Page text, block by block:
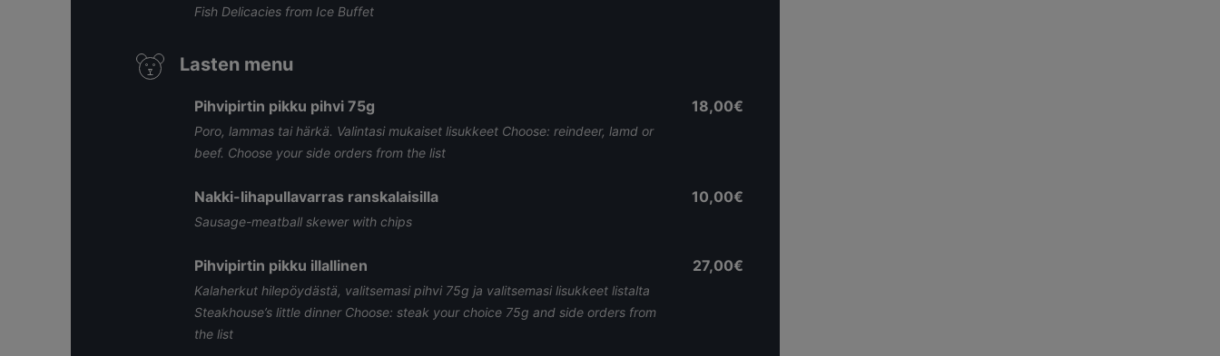
Fish Delicacies from Ice Buffet
Lasten menu
Pihvipirtin pikku pihvi 75g
Poro, lammas tai härkä. Valintasi mukaiset lisukkeet Choose: reindeer, lamd or
beef. Choose your side orders from the list
18,00€
Nakki-lihapullavarras ranskalaisilla
Sausage-meatball skewer with chips
10,00€
Pihvipirtin pikku illallinen
Kalaherkut hilepöydästä, valitsemasi pihvi 75g ja valitsemasi lisukkeet listalta
Steakhouse’s little dinner Choose: steak your choice 75g and side orders from
the list
27,00€